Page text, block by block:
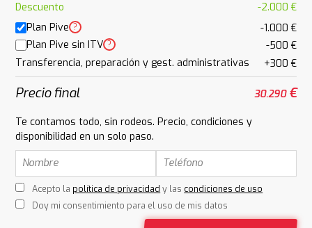
Descuento
-2.000 €
Plan Pive ?
-1.000 €
Plan Pive sin ITV ?
-500 €
Transferencia, preparación y gest. administrativas
+300 €
Precio final 30.290€
Te contamos todo, sin rodeos. Precio, condiciones y
disponibilidad en un solo paso.
Acepto la política de privacidad y las condiciones de uso
Doy mi consentimiento para el uso de mis datos